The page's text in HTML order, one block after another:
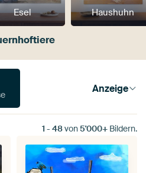
Esel Haushuhn
Anzeige
1 - 48von5'000+ Bildern.